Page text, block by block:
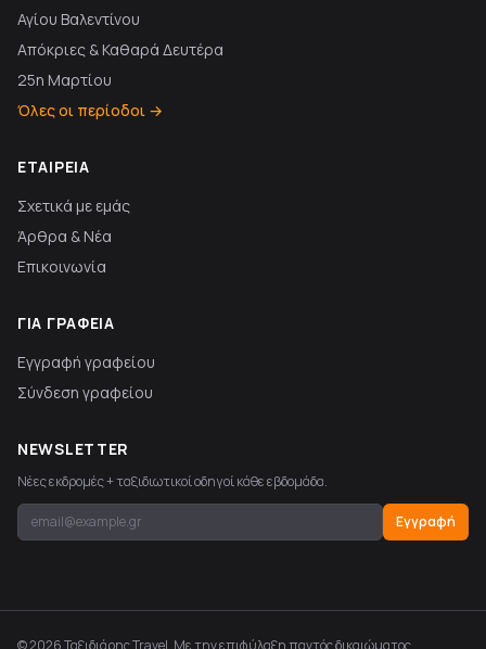
Αγίου Βαλεντίνου
Απόκριες & Καθαρά Δευτέρα
25η Μαρτίου
Όλες οι περίοδοι →
ΕΤΑΙΡΕΊΑ
Σχετικά με εμάς
Άρθρα & Νέα
Επικοινωνία
ΓΙΑ ΓΡΑΦΕΊΑ
Εγγραφή γραφείου
Σύνδεση γραφείου
NEWSLETTER
Νέες εκδρομές + ταξιδιωτικοί οδηγοί κάθε εβδομάδα.
Εγγραφή
© 2026 Ταξιδιάρης Travel. Με την επιφύλαξη παντός δικαιώματος.